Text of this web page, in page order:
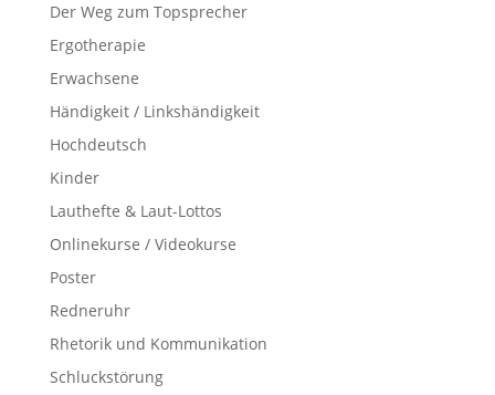
Der Weg zum Topsprecher
Ergotherapie
Erwachsene
Händigkeit / Linkshändigkeit
Hochdeutsch
Kinder
Lauthefte & Laut-Lottos
Onlinekurse / Videokurse
Poster
Redneruhr
Rhetorik und Kommunikation
Schluckstörung